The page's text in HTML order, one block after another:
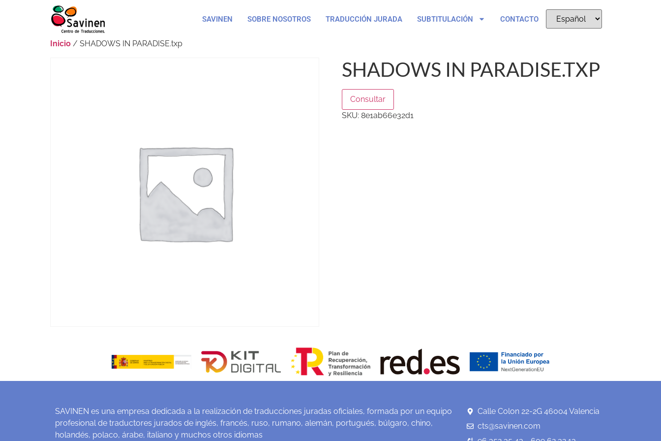
SAVINEN SOBRE NOSOTROS TRADUCCIÓN JURADA SUBTITULACIÓN CONTACTO
Inicio / SHADOWS IN PARADISE.txp
SHADOWS IN PARADISE.TXP
Consultar
SKU: 8e1ab66e32d1
SAVINEN es una empresa dedicada a la realización de traducciones juradas oficiales, formada por un equipo
profesional de traductores jurados de inglés, francés, ruso, rumano, alemán, portugués, búlgaro, chino,
holandés, polaco, árabe, italiano y muchos otros idiomas
Calle Colon 22-2G 46004 Valencia
cts@savinen.com